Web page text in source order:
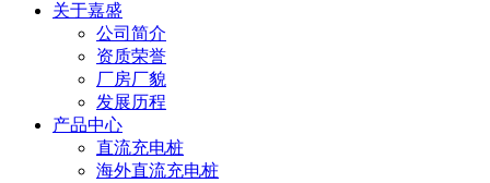
关于嘉盛
公司简介
资质荣誉
厂房厂貌
发展历程
产品中心
直流充电桩
海外直流充电桩